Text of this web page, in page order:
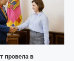
провела в